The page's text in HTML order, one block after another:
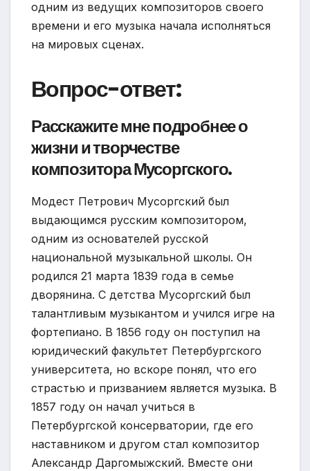
одним из ведущих композиторов своего
времени и его музыка начала исполняться
на мировых сценах.
Вопрос-ответ:
Расскажите мне подробнее о
жизни и творчестве
композитора Мусоргского.
Модест Петрович Мусоргский был
выдающимся русским композитором,
одним из основателей русской
национальной музыкальной школы. Он
родился 21 марта 1839 года в семье
дворянина. С детства Мусоргский был
талантливым музыкантом и учился игре на
фортепиано. В 1856 году он поступил на
юридический факультет Петербургского
университета, но вскоре понял, что его
страстью и призванием является музыка. В
1857 году он начал учиться в
Петербургской консерватории, где его
наставником и другом стал композитор
Александр Даргомыжский. Вместе они